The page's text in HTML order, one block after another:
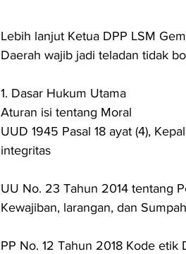
Lebih lanjut Ketua DPP LSM
Daerah wajib jadi teladan tidak
1. Dasar Hukum Utama
Aturan isi tentang Moral
UUD 1945 Pasal 18 ayat (4),
integritas
UU No. 23 Tahun 2014 tentang
Kewajiban, larangan, dan
PP No. 12 Tahun 2018 Kode